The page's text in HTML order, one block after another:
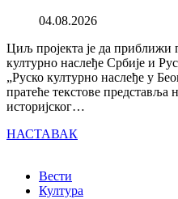
04.08.2026
Циљ пројекта је да приближи
културно наслеђе Србије и
„Руско културно наслеђе у
пратеће текстове представља
историјског…
НАСТАВАК
Вести
Култура